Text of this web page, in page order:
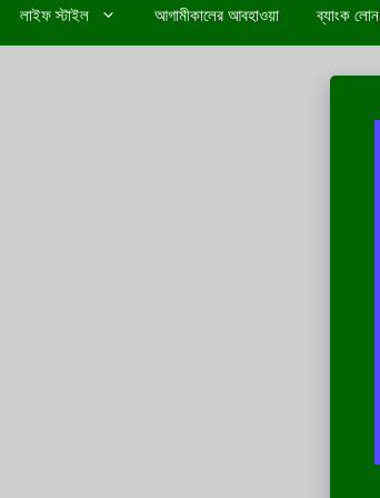
লাইফ স্টাইল আগামীকালের আবহাওয়া ব্যাংক লোন